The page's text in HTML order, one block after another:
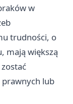
w
trudności, o
mają większą
prawnych lub